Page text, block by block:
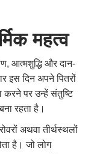
महत्व
आत्मशुद्धि और दान-
इस दिन अपने पितरों
करने पर उन्हें संतुष्टि
रहता है।
अथवा तीर्थस्थलों
है। जो लोग